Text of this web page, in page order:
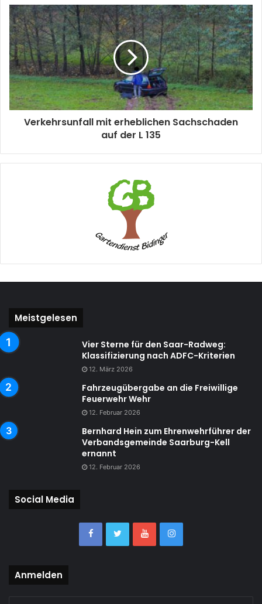
Verkehrsunfall mit erheblichen Sachschaden
auf der L 135
Meistgelesen
Vier Sterne für den Saar-Radweg:
Klassifizierung nach ADFC-Kriterien
12. März 2026
Fahrzeugübergabe an die Freiwillige
Feuerwehr Wehr
12. Februar 2026
Bernhard Hein zum Ehrenwehrführer der
Verbandsgemeinde Saarburg-Kell
ernannt
12. Februar 2026
Social Media
Anmelden